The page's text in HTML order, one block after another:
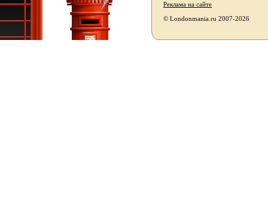
Реклама на сайте
© Londonmania.ru 2007-2026